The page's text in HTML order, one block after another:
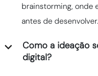
brainstorming, onde
antes de desenvolver.
Como a ideação
digital?